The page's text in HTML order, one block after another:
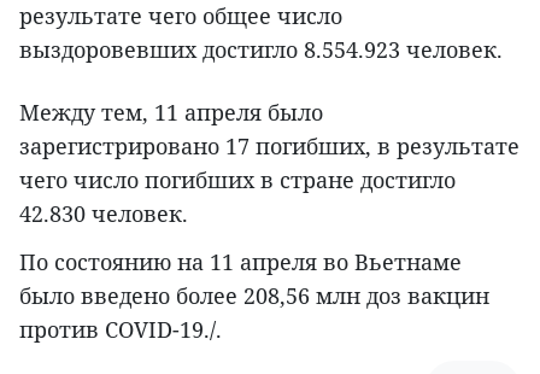
результате чего общее число
выздоровевших достигло 8.554.923 человек.
Между тем, 11 апреля было
зарегистрировано 17 погибших, в результате
чего число погибших в стране достигло
42.830 человек.
По состоянию на 11 апреля во Вьетнаме
было введено более 208,56 млн доз вакцин
против COVID-19./.